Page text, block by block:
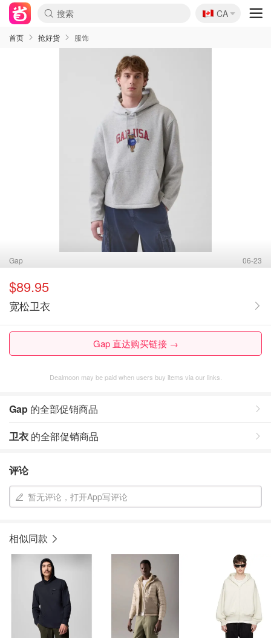
🇨🇦
CA
首页 抢好货 服饰
Gap 06-23
$89.95
宽松卫衣
Gap 直达购买链接 →
Dealmoon may be paid when users buy items via our links.
Gap 的全部促销商品
卫衣 的全部促销商品
评论
暂无评论，打开App写评论
相似同款